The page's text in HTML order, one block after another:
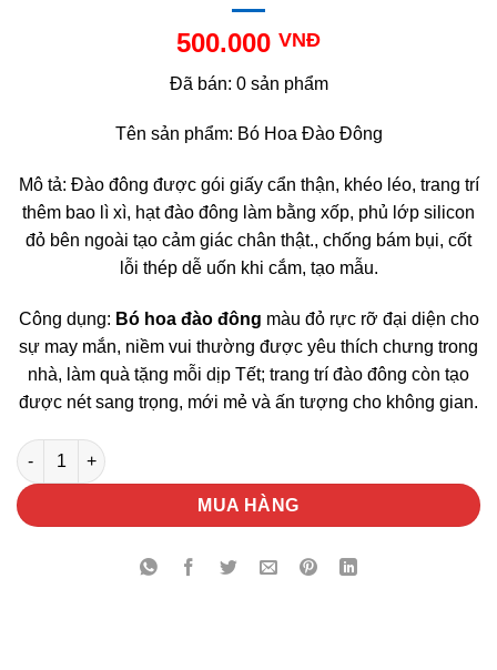
500.000 VNĐ
Đã bán: 0 sản phẩm
Tên sản phẩm: Bó Hoa Đào Đông
Mô tả: Đào đông được gói giấy cẩn thận, khéo léo, trang trí
thêm bao lì xì, hạt đào đông làm bằng xốp, phủ lớp silicon
đỏ bên ngoài tạo cảm giác chân thật., chống bám bụi, cốt
lỗi thép dễ uốn khi cắm, tạo mẫu.
Công dụng: Bó hoa đào đông màu đỏ rực rỡ đại diện cho
sự may mắn, niềm vui thường được yêu thích chưng trong
nhà, làm quà tặng mỗi dịp Tết; trang trí đào đông còn tạo
được nét sang trọng, mới mẻ và ấn tượng cho không gian.
Bó Hoa Đào Đông số lượng
MUA HÀNG